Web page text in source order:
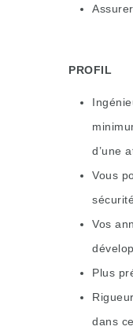
PROFIL
d’une
Vous
Vos
Plus
dans